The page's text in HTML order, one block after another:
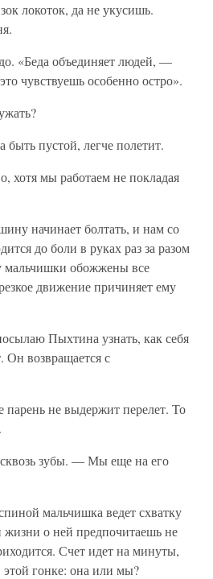
локоток, да не укусишь.
«Беда объединяет людей, —
чувствуешь особенно остро».
пустой, легче полетит.
хотя мы работаем не покладая
начинает болтать, и нам со
до боли в руках раз за разом
мальчишки обожжены все
движение причиняет ему
Пыхтина узнать, как себя
Он возвращается с
не выдержит перелет. То
зубы. — Мы еще на его
мальчишка ведет схватку
о ней предпочитаешь не
Счет идет на минуты,
этой гонке: она или мы?